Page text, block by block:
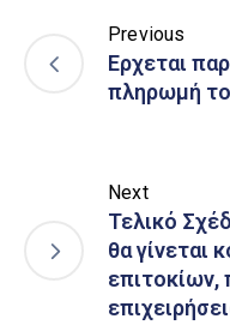
Previous
Ερχεται
πληρωμή
Next
Τελικό
θα γίνεται
επιτοκίων,